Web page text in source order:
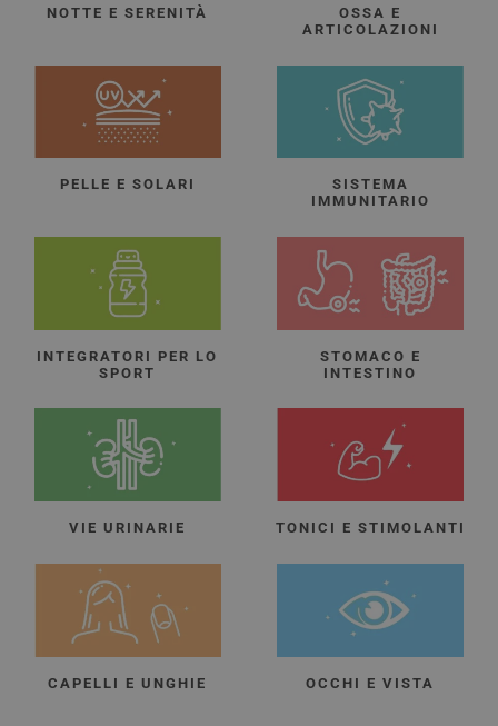
NOTTE E SERENITÀ
OSSA E
ARTICOLAZIONI
PELLE E SOLARI
SISTEMA
IMMUNITARIO
INTEGRATORI PER LO
SPORT
STOMACO E
INTESTINO
VIE URINARIE TONICI E STIMOLANTI
CAPELLI E UNGHIE OCCHI E VISTA